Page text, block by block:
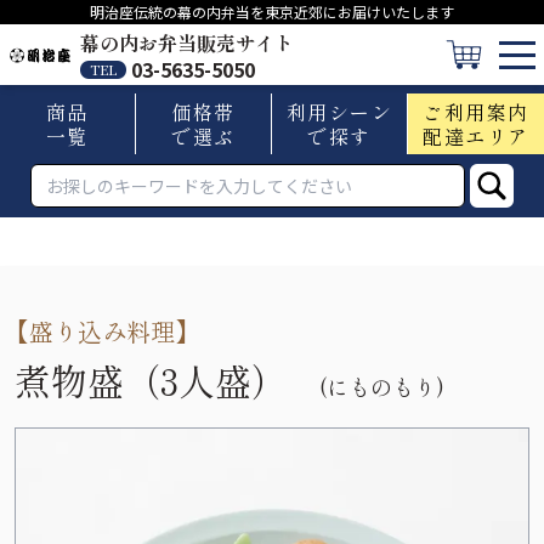
明治座伝統の幕の内弁当を東京近郊にお届けいたします
幕の内お弁当販売サイト
TEL
03-5635-5050
商品
一覧
価格帯
で選ぶ
利用シーン
で探す
ご利用案内
配達エリア
【盛り込み料理】
煮物盛（3人盛） (にものもり)